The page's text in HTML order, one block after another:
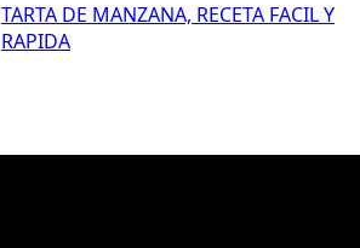
TARTA DE MANZANA, RECETA FACIL Y
RAPIDA